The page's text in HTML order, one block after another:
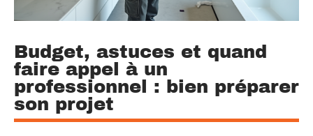
Budget, astuces et quand
faire appel à un
professionnel : bien préparer
son projet